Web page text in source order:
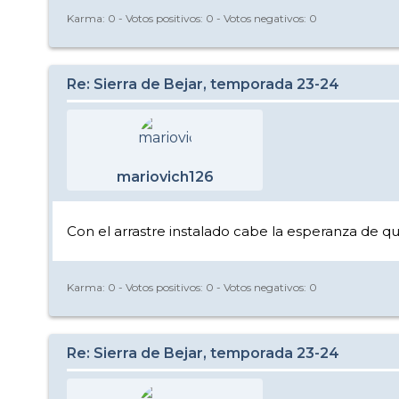
Karma: 0 - Votos positivos: 0 - Votos negativos: 0
Re: Sierra de Bejar, temporada 23-24
mariovich126
Con el arrastre instalado cabe la esperanza de
Karma: 0 - Votos positivos: 0 - Votos negativos: 0
Re: Sierra de Bejar, temporada 23-24